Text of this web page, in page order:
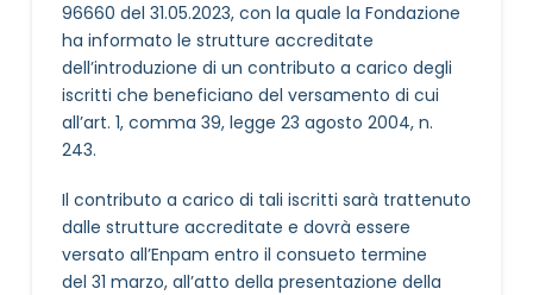
96660 del 31.05.2023, con la quale la Fondazione
ha informato le strutture accreditate
dell’introduzione di un contributo a carico degli
iscritti che beneficiano del versamento di cui
all’art. 1, comma 39, legge 23 agosto 2004, n.
243.
Il contributo a carico di tali iscritti sarà trattenuto
dalle strutture accreditate e dovrà essere
versato all’Enpam entro il consueto termine
del 31 marzo, all’atto della presentazione della